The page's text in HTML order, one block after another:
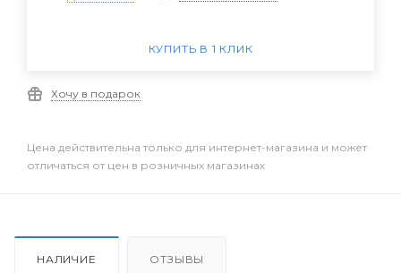
КУПИТЬ В 1 КЛИК
Хочу в подарок
Цена действительна только для интернет-магазина и может
отличаться от цен в розничных магазинах
НАЛИЧИЕ ОТЗЫВЫ